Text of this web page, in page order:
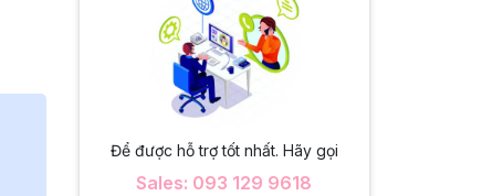
Để được hỗ trợ tốt nhất. Hãy gọi
Sales: 093 129 9618